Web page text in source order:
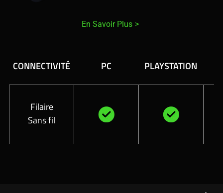
En Savoir Plus
CONNECTIVITÉ PC PLAYSTATION
Filaire
Sans fil